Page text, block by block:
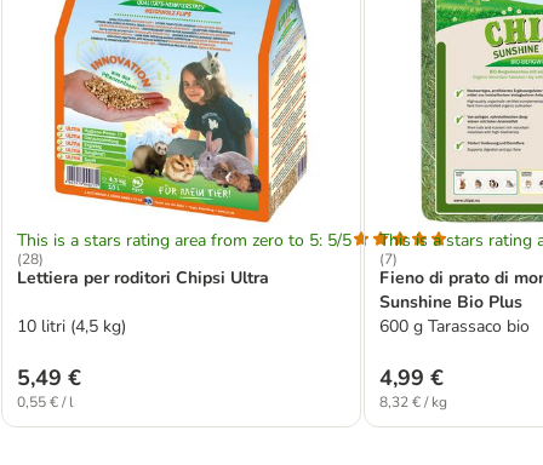
This is a stars rating area from zero to 5: 5/5
(28)
Lettiera per roditori Chipsi Ultra
10 litri (4,5 kg)
5,49 €
0,55 € / l
This is a stars rating
(7)
Fieno di prato di
Sunshine Bio Plus
600 g Tarassaco bio
4,99 €
8,32 € / kg